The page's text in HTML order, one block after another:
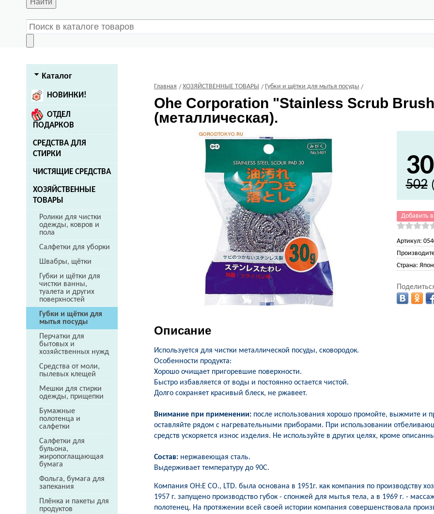
Найти
Каталог
НОВИНКИ!
ОТДЕЛ
ПОДАРКОВ
СРЕДСТВА ДЛЯ
СТИРКИ
ЧИСТЯЩИЕ СРЕДСТВА
ХОЗЯЙСТВЕННЫЕ
ТОВАРЫ
Ролики для чистки
одежды, ковров и
пола
Салфетки для уборки
Швабры, щётки
Губки и щётки для
чистки ванны,
туалета и других
поверхностей
Губки и щётки для
мытья посуды
Перчатки для
бытовых и
хозяйственных нужд
Средства от моли,
пылевых клещей
Мешки для стирки
одежды, прищепки
Бумажные
полотенца и
салфетки
Салфетки для
бульона,
жиропоглащающая
бумага
Фольга, бумага для
запекания
Плёнка и пакеты для
продуктов
Главная ХОЗЯЙСТВЕННЫЕ ТОВАРЫ Губки и щётки для мытья посуды
Ohe Corporation "Stainless Scrub
(металлическая).
502
Добавить
Артикул:
Страна:
Описание
Используется для чистки металлической посуды, сковородок.
Особенности продукта:
Хорошо очищает пригоревшие поверхности.
Быстро избавляется от воды и постоянно остается чистой.
Долго сохраняет красивый блеск, не ржавеет.
Внимание при применении: после использования хорошо промойте, выжмите и
оставляйте рядом с нагревательными приборами. При использовании
средств ускоряется износ изделия. Не используйте в других целях, кроме
Состав: нержавеющая сталь.
Выдерживает температуру до 90С.
Компания OH:E CO., LTD. была основана в 1951г. как компания по производству
1957 г. запущено производство губок - спонжей для мытья тела, а в 1969 г. -
полотенец. На протяжении всей своей истории компания совершенствовала